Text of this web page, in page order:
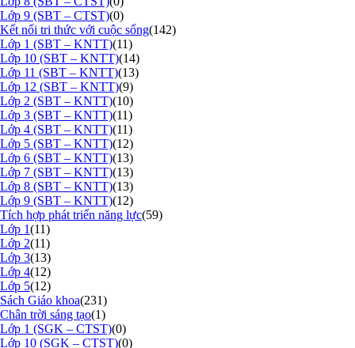
Lớp 9 (SBT – CTST)(0)
Kết nối tri thức với cuộc sống(142)
Lớp 1 (SBT – KNTT)(11)
Lớp 10 (SBT – KNTT)(14)
Lớp 11 (SBT – KNTT)(13)
Lớp 12 (SBT – KNTT)(9)
Lớp 2 (SBT – KNTT)(10)
Lớp 3 (SBT – KNTT)(11)
Lớp 4 (SBT – KNTT)(11)
Lớp 5 (SBT – KNTT)(12)
Lớp 6 (SBT – KNTT)(13)
Lớp 7 (SBT – KNTT)(13)
Lớp 8 (SBT – KNTT)(13)
Lớp 9 (SBT – KNTT)(12)
Tích hợp phát triển năng lực(59)
Lớp 1(11)
Lớp 2(11)
Lớp 3(13)
Lớp 4(12)
Lớp 5(12)
Sách Giáo khoa(231)
Chân trời sáng tạo(1)
Lớp 1 (SGK – CTST)(0)
Lớp 10 (SGK – CTST)(0)